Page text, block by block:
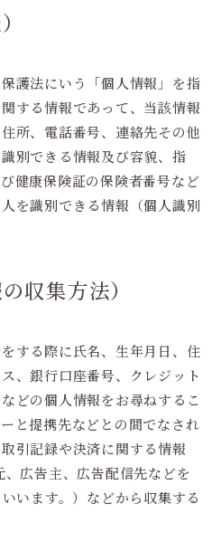
護法にいう「個人情報」を指
する情報であって、当該情報
所、電話番号、連絡先その他
別できる情報及び容貌、指
健康保険証の保険者番号など
を識別できる情報（個人識別
収集方法）
する際に氏名、生年月日、住
、銀行口座番号、クレジット
どの個人情報をお尋ねするこ
と提携先などとの間でなされ
引記録や決済に関する情報
広告主、広告配信先などを
います。）などから収集する